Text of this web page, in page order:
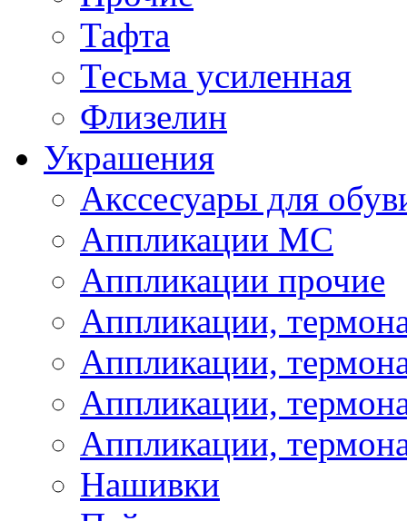
Тафта
Тесьма усиленная
Флизелин
Украшения
Акссесуары для
Аппликации МС
Аппликации прочие
Аппликации,
Аппликации,
Аппликации,
Аппликации,
Нашивки